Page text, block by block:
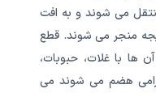
می شوند و به افت
منجر می شوند. قطع
ها با غلات، حبوبات،
هضم می شوند می